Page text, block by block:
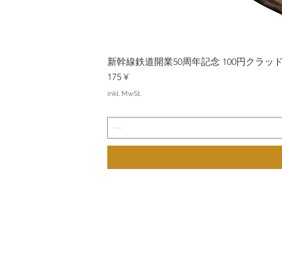
新幹線鉄道開業50周年記念 100円クラッ
Preis
175 ¥
inkl. MwSt.